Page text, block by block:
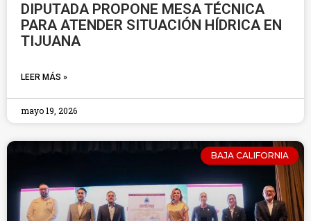
DIPUTADA PROPONE MESA TÉCNICA
PARA ATENDER SITUACIÓN HÍDRICA EN
TIJUANA
LEER MÁS »
mayo 19, 2026
BAJA CALIFORNIA